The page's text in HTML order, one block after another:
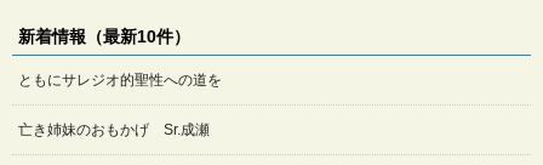
新着情報（最新10件）
ともにサレジオ的聖性への道を
亡き姉妹のおもかげ Sr.成瀬